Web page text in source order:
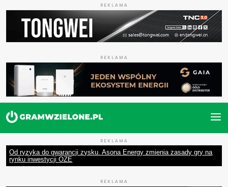
REKLAMA
REKLAMA
REKLAMA
Od ryzyka do gwarancji zysku. Asona Energy zmienia zasady gry na
rynku inwestycji OZE
REKLAMA